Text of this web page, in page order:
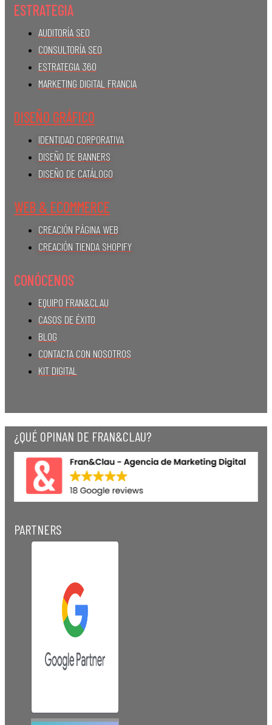
ESTRATEGIA
AUDITORÍA SEO
CONSULTORÍA SEO
ESTRATEGIA 360
MARKETING DIGITAL FRANCIA
DISEÑO GRÁFICO
IDENTIDAD CORPORATIVA
DISEÑO DE BANNERS
DISEÑO DE CATÁLOGO
WEB & ECOMMERCE
CREACIÓN PÁGINA WEB
CREACIÓN TIENDA SHOPIFY
CONÓCENOS
EQUIPO FRAN&CLAU
CASOS DE ÉXITO
BLOG
CONTACTA CON NOSOTROS
KIT DIGITAL
¿QUÉ OPINAN DE FRAN&CLAU?
PARTNERS